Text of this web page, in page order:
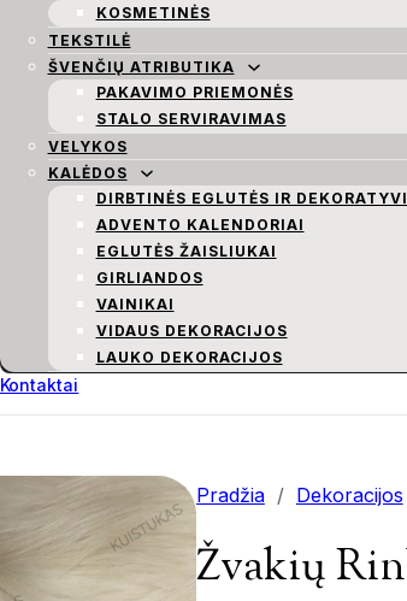
KOSMETINĖS
TEKSTILĖ
ŠVENČIŲ ATRIBUTIKA
PAKAVIMO PRIEMONĖS
STALO SERVIRAVIMAS
VELYKOS
KALĖDOS
DIRBTINĖS EGLUTĖS IR
ADVENTO KALENDORIAI
EGLUTĖS ŽAISLIUKAI
GIRLIANDOS
VAINIKAI
VIDAUS DEKORACIJOS
LAUKO DEKORACIJOS
Kontaktai
Pradžia / Dekoracijos
Žvakių